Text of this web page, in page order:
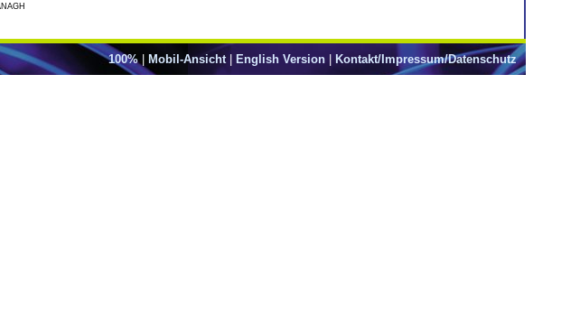
100%| Mobil-Ansicht | English Version | Kontakt/Impressum/Datenschutz